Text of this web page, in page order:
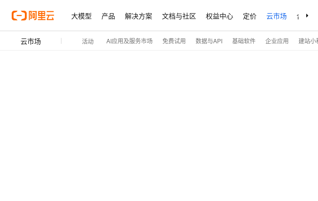
大模型 产品 解决方案 文档与社区 权益中心 定价 云市场 合作伙
云市场 活动 AI应用及服务市场 免费试用 数据与API 基础软件 企业应用 建站小